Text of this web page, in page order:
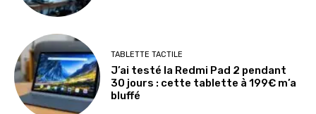
TABLETTE TACTILE
J’ai testé la Redmi Pad 2 pendant
30 jours : cette tablette à 199€ m’a
bluffé